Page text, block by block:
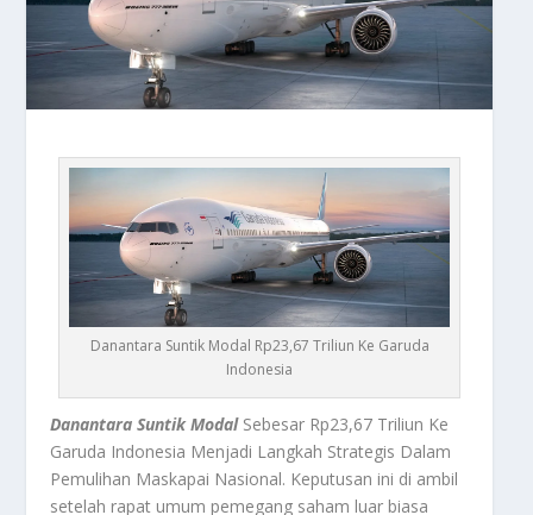
Danantara Suntik Modal Rp23,67 Triliun Ke Garuda
Indonesia
Danantara Suntik ModalSebesar Rp23,67 Triliun Ke
Garuda Indonesia Menjadi Langkah Strategis Dalam
Pemulihan Maskapai Nasional. Keputusan ini di ambil
setelah rapat umum pemegang saham luar biasa